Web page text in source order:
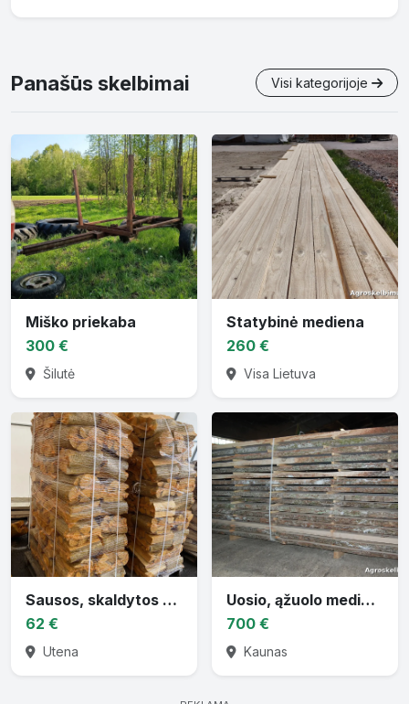
Panašūs skelbimai Visi kategorijoje
Miško priekaba
300 €
Šilutė
Statybinė mediena
260 €
Visa Lietuva
Sausos, skaldytos malkos
62 €
Utena
Uosio, ąžuolo mediena
700 €
Kaunas